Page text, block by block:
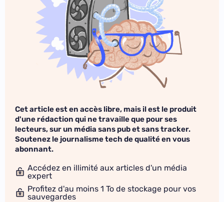
Cet article est en accès libre, mais il est le produit
d'une rédaction qui ne travaille que pour ses
lecteurs, sur un média sans pub et sans tracker.
Soutenez le journalisme tech de qualité en vous
abonnant.
Accédez en illimité aux articles d'un média
expert
Profitez d'au moins 1 To de stockage pour vos
sauvegardes